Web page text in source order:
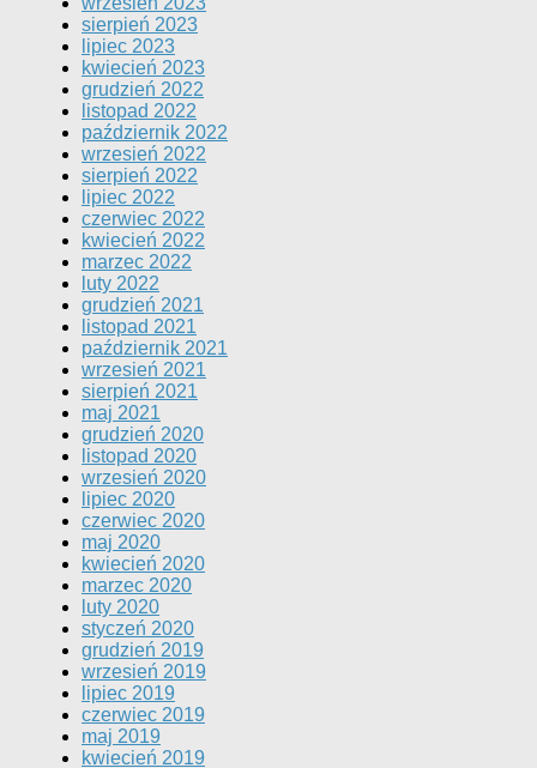
sierpień 2023
lipiec 2023
kwiecień 2023
grudzień 2022
listopad 2022
październik 2022
wrzesień 2022
sierpień 2022
lipiec 2022
czerwiec 2022
kwiecień 2022
marzec 2022
luty 2022
grudzień 2021
listopad 2021
październik 2021
wrzesień 2021
sierpień 2021
maj 2021
grudzień 2020
listopad 2020
wrzesień 2020
lipiec 2020
czerwiec 2020
maj 2020
kwiecień 2020
marzec 2020
luty 2020
styczeń 2020
grudzień 2019
wrzesień 2019
lipiec 2019
czerwiec 2019
maj 2019
kwiecień 2019